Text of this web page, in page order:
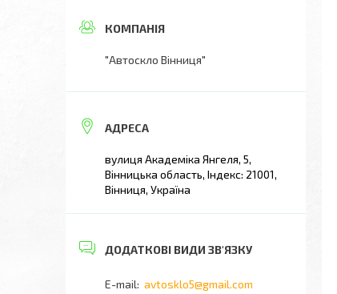
"Автоскло Вінниця"
вулиця Академіка Янгеля, 5,
Вінницька область, Індекс: 21001,
Вінниця, Україна
avtosklo5@gmail.com